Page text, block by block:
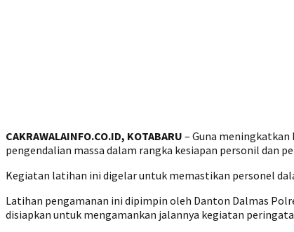
CAKRAWALAINFO.CO.ID, KOTABARU – Guna
pengendalian massa dalam rangka kesiapan personil dan
Kegiatan latihan ini digelar untuk memastikan personel
Latihan pengamanan ini dipimpin oleh Danton Dalmas
disiapkan untuk mengamankan jalannya kegiatan